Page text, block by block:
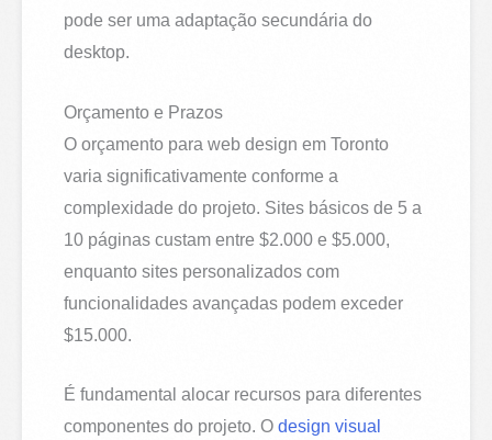
pode ser uma adaptação secundária do
desktop.
Orçamento e Prazos
O orçamento para web design em Toronto
varia significativamente conforme a
complexidade do projeto. Sites básicos de 5 a
10 páginas custam entre $2.000 e $5.000,
enquanto sites personalizados com
funcionalidades avançadas podem exceder
$15.000.
É fundamental alocar recursos para diferentes
componentes do projeto. Odesign visual